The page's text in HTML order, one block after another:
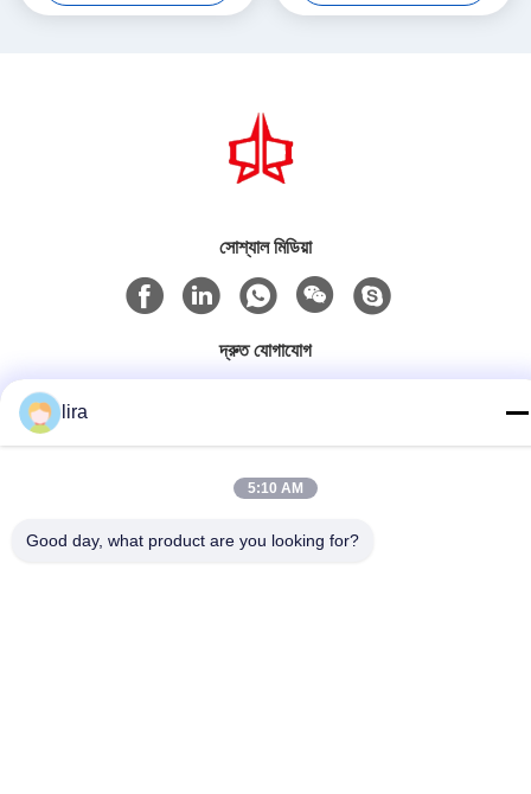
সোশ্যাল মিডিয়া
দ্রুত যোগাযোগ
ঠিকানা
lira
5:10 AM
Good day, what product are you looking for?